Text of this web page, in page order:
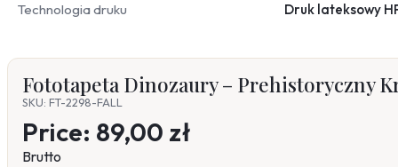
Technologia druku Druk lateksowy
Fototapeta Dinozaury – Prehistoryczny
SKU: FT-2298-FALL
Price: 89,00 zł
Brutto